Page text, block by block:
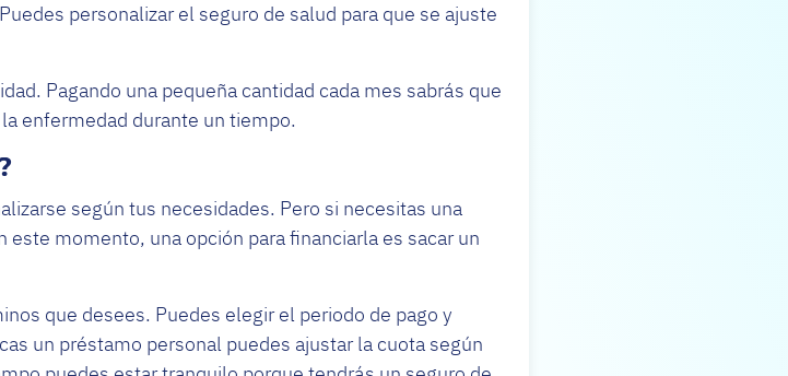
personalizar el seguro de salud para que se ajuste
Pagando una pequeña cantidad cada mes sabrás que
enfermedad durante un tiempo.
según tus necesidades. Pero si necesitas una
momento, una opción para financiarla es sacar un
que desees. Puedes elegir el periodo de pago y
un préstamo personal puedes ajustar la cuota según